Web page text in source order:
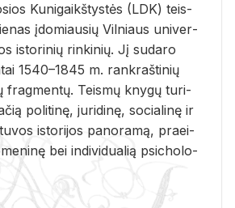
Ku­ni­gaikš­tys­tės (LDK) teis­
įdo­miau­sių Vil­niaus uni­ver­
is­to­ri­nių rin­ki­nių. Jį su­da­ro
1540–1845 m. rank­raš­ti­nių
frag­men­tų. Teis­mų kny­gų tu­ri­
po­li­ti­nę, ju­ri­di­nę, so­cia­li­nę ir
is­to­ri­jos pa­no­ra­mą, pra­ei­
bei in­di­vi­dua­lią psi­cho­lo­